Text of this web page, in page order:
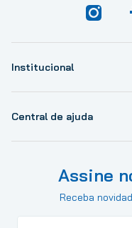
Institucional
Central de ajuda
Assine
Receba